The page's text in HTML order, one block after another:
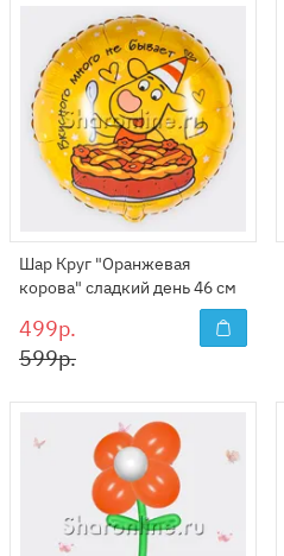
Шар Круг "Оранжевая
корова" сладкий день 46 см
499р.
599р.